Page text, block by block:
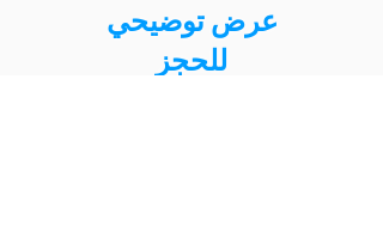
عرض توضيحي
للحجز